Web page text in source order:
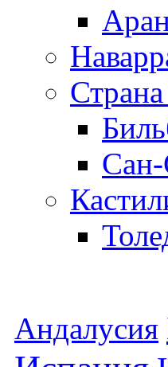
Сан-
Андалусия